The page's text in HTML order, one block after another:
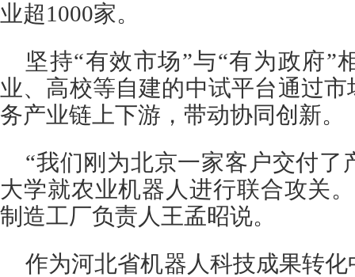
业超1000家。
坚持“有效市场”与“有为政府”
业、高校等自建的中试平台通过
务产业链上下游，带动协同创新。
“我们刚为北京一家客户交付了
大学就农业机器人进行联合攻关
制造工厂负责人王孟昭说。
作为河北省机器人科技成果转